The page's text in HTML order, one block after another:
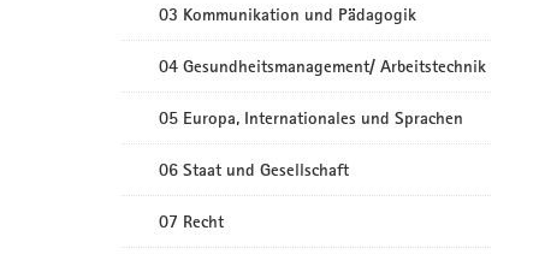
03 Kommunikation und Pädagogik
04 Gesundheitsmanagement/ Arbeitstechnik
05 Europa, Internationales und Sprachen
06 Staat und Gesellschaft
07 Recht